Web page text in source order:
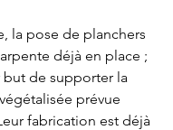
la pose de planchers
déjà en place ;
de supporter la
prévue
fabrication est déjà